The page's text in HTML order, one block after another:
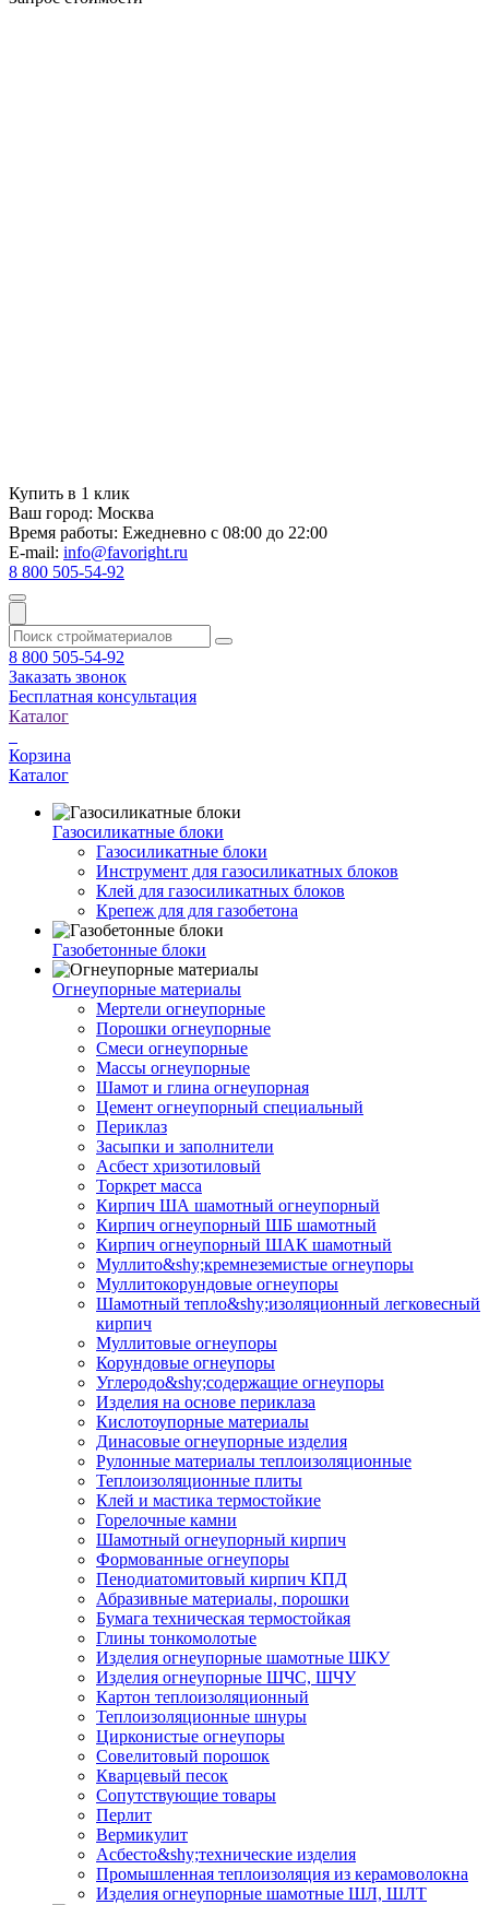
Купить в 1 клик
Ваш город: Москва
Время работы: Ежедневно с 08:00 до 22:00
E-mail: info@favoright.ru
8 800 505-54-92
8 800 505-54-92
Заказать звонок
Бесплатная консультация
Каталог
Корзина
Каталог
Газосиликатные блоки
Газосиликатные блоки
Инструмент для газосиликатных блоков
Клей для газосиликатных блоков
Крепеж для для газобетона
Газобетонные блоки
Огнеупорные материалы
Мертели огнеупорные
Порошки огнеупорные
Смеси огнеупорные
Массы огнеупорные
Шамот и глина огнеупорная
Цемент огнеупорный специальный
Периклаз
Засыпки и заполнители
Асбест хризотиловый
Торкрет масса
Кирпич ША шамотный огнеупорный
Кирпич огнеупорный ШБ шамотный
Кирпич огнеупорный ШАК шамотный
Муллито&shy;­кремнеземистые огнеупоры
Муллито­корундовые огнеупоры
Шамотный тепло&shy;изоляционный легковесный
кирпич
Муллитовые огнеупоры
Корундовые огнеупоры
Углеродо&shy;содержащие огнеупоры
Изделия на основе периклаза
Кислотоупорные материалы
Динасовые огнеупорные изделия
Рулонные материалы теплоизоляционные
Тепло­изоляционные плиты
Клей и мастика термостойкие
Горелочные камни
Шамотный огнеупорный кирпич
Формованные огнеупоры
Пенодиатомитовый кирпич КПД
Абразивные материалы, порошки
Бумага техническая термостойкая
Глины тонкомолотые
Изделия огнеупорные шамотные ШКУ
Изделия огнеупорные ШЧС, ШЧУ
Картон теплоизоляционный
Теплоизоляционные шнуры
Цирконистые огнеупоры
Совелитовый порошок
Кварцевый песок
Сопутствующие товары
Перлит
Вермикулит
Асбесто&shy;технические изделия
Промышленная теплоизоляция из керамоволокна
Изделия огнеупорные шамотные ШЛ, ШЛТ